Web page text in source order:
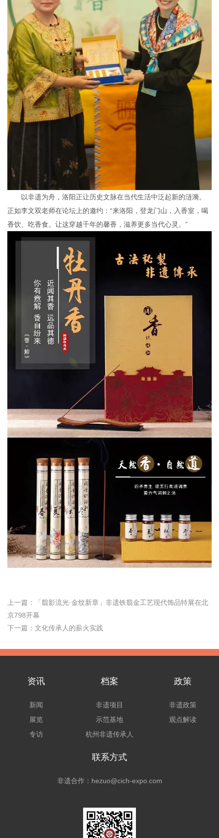
以非遗为舟，洛阳正让历史文脉在当代生活中泛起新的涟漪。
正如李文双老师在论坛上的邀约：“来洛阳，登龙门山，入香室，喝
香饮、吃香食。让这穿越千年的馨香，滋养更多当代心灵。”
上一篇：
「翦影流光·金纹新章」非遗铁翦金工艺现代饰品特展在北
京798开幕
下一篇： 文化传承人的薪火实践
资讯
新闻
展览
专访
档案
非遗项目
示范基地
杭州非遗传承人
政策
非遗政策
观点解读
联系方式
非遗合作：hezuo@cich-expo.com